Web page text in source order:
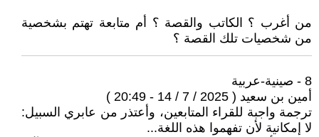
من أغرب ؟ الكاتب والقصة ؟ أم متابعة تهتم بشخصية
من شخصيات تلك القصة ؟
8 - صينية-عربية
أمين بن سعيد ( 2025 / 7 / 14 - 20:49 )
ترجمة واجبة للقراء المتابعين، وأعتذر من عابري السبيل:
لا إمكانية لأن تفهموا هذه اللغة...